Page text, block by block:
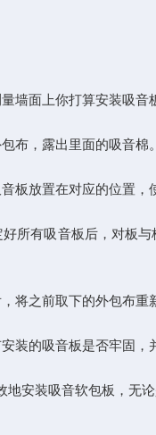
面上你打算安装吸音
，露出里面的吸音棉
放置在对应的位置，
有吸音板后，对板与
之前取下的外包布重
的吸音板是否牢固，
装吸音软包板，无论